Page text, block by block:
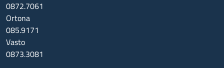
0872.7061
Ortona
085.9171
Vasto
0873.3081